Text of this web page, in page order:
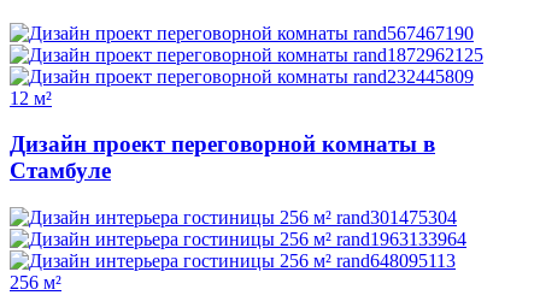
12 м²
Дизайн проект переговорной комнаты в
Стамбуле
256 м²